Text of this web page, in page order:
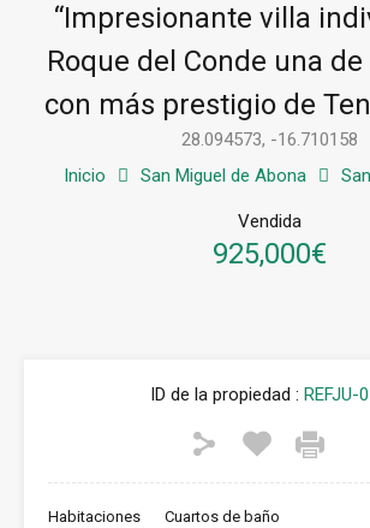
“Impresionante villa
Roque del Conde una
con más prestigio de
28.094573, -16.710158
Inicio
San Miguel de Abona
Vendida
925,000€
ID de la propiedad : REFJU-
Habitaciones Cuartos de baño